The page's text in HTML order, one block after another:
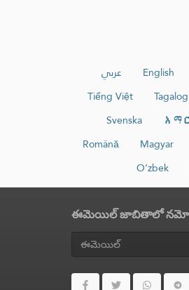
عربي English
Tiếng Việt
Tagalog
Svenska
Română
Magyar
O‘zbek
ఈమెయిల్ జాబితాలో